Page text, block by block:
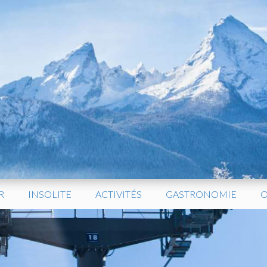
INSOLITE ACTIVITÉS GASTRONOMIE